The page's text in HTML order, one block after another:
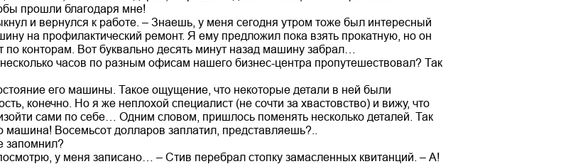
прошли благодаря мне!
и вернулся к работе. – Знаешь, у меня сегодня утром тоже был интересный
на профилактический ремонт. Я ему предложил пока взять прокатную, но он
по конторам. Вот буквально десять минут назад машину забрал…
часов по разным офисам нашего бизнес-центра пропутешествовал? Так
его машины. Такое ощущение, что некоторые детали в ней были
конечно. Но я же неплохой специалист (не сочти за хвастовство) и вижу, что
сами по себе… Одним словом, пришлось поменять несколько деталей. Так
машина! Восемьсот долларов заплатил, представляешь?..
запомнил?
у меня записано… – Стив перебрал стопку замасленных квитанций. – А!